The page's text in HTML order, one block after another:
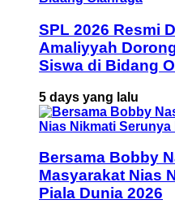
SPL 2026 Resmi
Amaliyyah
Siswa di Bidang
5 days yang lalu
Bersama Bobby
Masyarakat Nias
Piala Dunia 2026